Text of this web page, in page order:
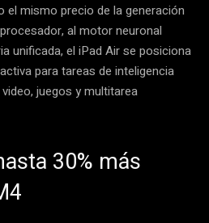
el mismo precio de la generación
al motor neuronal
unificada, el iPad Air se posiciona
para tareas de inteligencia
juegos y multitarea
30% más